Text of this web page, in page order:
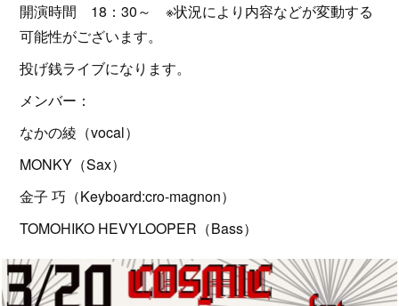
開演時間 18：30～ ※状況により内容などが変動する
可能性がございます。
投げ銭ライブになります。
メンバー：
なかの綾（vocal）
MONKY（Sax）
金子 巧（Keyboard:cro-magnon）
TOMOHIKO HEVYLOOPER（Bass）